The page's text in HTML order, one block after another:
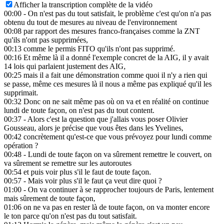
Afficher la transcription complète de la vidéo
00:00 - On n'est pas du tout satisfait, le problème c'est qu'on n'a pas
obtenu du tout de mesures au niveau de l'environnement
00:08 par rapport des mesures franco-françaises comme la ZNT
qu'ils n'ont pas supprimées,
00:13 comme le permis FITO qu'ils n'ont pas supprimé.
00:16 Et même là il a donné l'exemple concret de la AIG, il y avait
14 lois qui parlaient justement des AIG,
00:25 mais il a fait une démonstration comme quoi il n'y a rien qui
se passe, même ces mesures là il nous a même pas expliqué qu'il les
supprimait.
00:32 Donc on ne sait même pas où on va et en réalité on continue
lundi de toute façon, on n'est pas du tout content.
00:37 - Alors c'est la question que j'allais vous poser Olivier
Gousseau, alors je précise que vous êtes dans les Yvelines,
00:42 concrètement qu'est-ce que vous prévoyez pour lundi comme
opération ?
00:48 - Lundi de toute façon on va sûrement remettre le couvert, on
va sûrement se remettre sur les autoroutes
00:54 et puis voir plus s'il le faut de toute façon.
00:57 - Mais voir plus s'il le faut ça veut dire quoi ?
01:00 - On va continuer à se rapprocher toujours de Paris, lentement
mais sûrement de toute façon,
01:06 on ne va pas en rester là de toute façon, on va monter encore
le ton parce qu'on n'est pas du tout satisfait.